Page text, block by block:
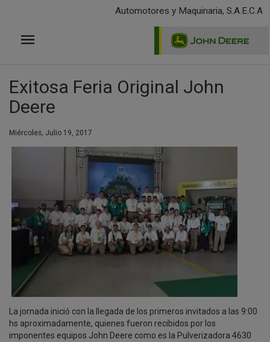
principal
Automotores y Maquinaria, S.A.E.C.A
Exitosa Feria Original John
Deere
Miércoles, Julio 19, 2017
La jornada inició con la llegada de los primeros invitados a las 9:00
hs aproximadamente, quienes fueron recibidos por los
imponentes equipos John Deere como es la Pulverizadora 4630